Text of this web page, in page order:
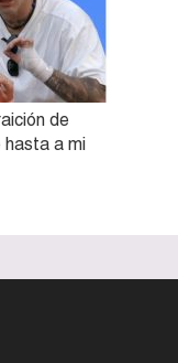
de
hasta a mi